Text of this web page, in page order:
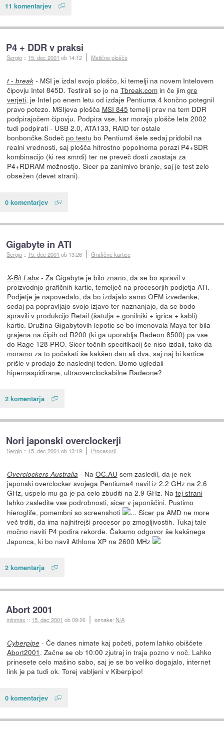
11 komentarjev
P4 + DDR v praksi
Sergio :: 15. dec 2001 ob 14:12 Matične plošče
t - break- MSI je izdal svojo ploščo, ki temelji na novem Intelovem
čipovju Intel 845D. Testirali so jo na Tbreak.comin če jim gre
verjeti, je Intel po enem letu od izdaje Pentiuma 4 končno potegnil
pravo potezo. MSIjeva plošča MSI 845 temelji prav na tem DDR
podpirajočem čipovju. Podpira vse, kar morajo plošče leta 2002
tudi podpirati - USB 2.0, ATA133, RAID ter ostale
bonbončke.Sodeč po testu bo Pentium4 šele sedaj pridobil na
realni vrednosti, saj plošča hitrostno popolnoma porazi P4+SDR
kombinacijo (ki res smrdi) ter ne preveč dosti zaostaja za
P4+RDRAM možnostjo. Sicer pa zanimivo branje, saj je test zelo
obsežen (devet strani).
0 komentarjev
Gigabyte in ATI
Sergio :: 15. dec 2001 ob 13:26 Grafične kartice
X-Bit Labs- Za Gigabyte je bilo znano, da se bo spravil v
proizvodnjo grafičnih kartic, temelječ na procesorjih podjetja ATI.
Podjetje je napovedalo, da bo izdajalo samo OEM izvedenke,
sedaj pa popravljajo svojo izjavo ter naznanjajo, da se bodo
spravili v produkcijo Retail (šatulja + gonilniki + igrica + kabli)
kartic. Družina Gigabytovih lepotic se bo imenovala Maya ter bila
grajena na čipih od R200 (ki ga uporablja Radeon 8500) pa vse
do Rage 128 PRO. Sicer točnih specifikacij še niso izdali, tako da
moramo za to počakati še kakšen dan ali dva, saj naj bi kartice
prišle v prodajo že naslednji teden. Bomo ugledali
hipernaspidirane, ultraoverclockabilne Radeone?
2 komentarja
Nori japonski overclockerji
Sergio :: 15. dec 2001 ob 13:19 Procesorji
Overclockers Australia - Na OC.AU sem zasledil, da je nek
japonski overclocker svojega Pentiuma4 navil iz 2.2 GHz na 2.6
GHz, uspelo mu ga je pa celo zbuditi na 2.9 GHz. Na tej strani
lahko zasledite vse podrobnosti, sicer v japonščini. Pustimo
hieroglife, pomembni so screenshoti
... Sicer pa AMD ne more
več trditi, da ima najhitrejši procesor po zmogljivostih. Tukaj tale
močno naviti P4 podira rekorde. Čakamo odgovor še kakšnega
Japonca, ki bo navil Athlona XP na 2600 MHz
2 komentarja
Abort 2001
minmax :: 15. dec 2001 ob 09:26 oznake: N/A
Cyberpipe- Če danes nimate kaj početi, potem lahko obiščete
Abort2001 . Začne se ob 10:00 zjutraj in traja pozno v noč. Lahko
prinesete celo mašino sabo, saj je se bo veliko dogajalo, internet
link je pa tudi ok. Torej vabljeni v Kiberpipo!
0 komentarjev